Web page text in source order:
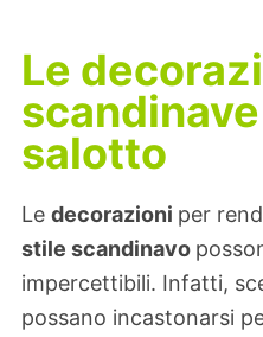
Le
salotto
Le decorazioni per
stile scandinavo
impercettibili. Infatti,
possano incastonarsi